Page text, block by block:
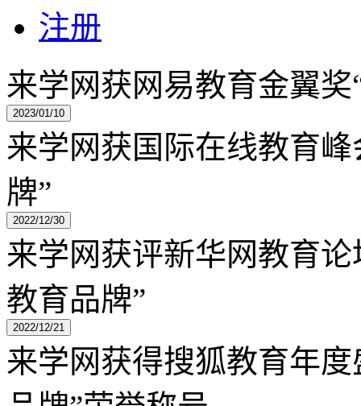
注册
来学网获网易教育金翼
2023/01/10
来学网获国际在线教育
牌”
2022/12/30
来学网获评新华网教育论
教育品牌”
2022/12/21
来学网获得搜狐教育年